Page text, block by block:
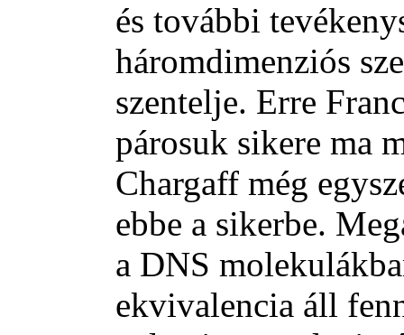
és további
háromdimenziós
szentelje. Erre
párosuk sikere ma
Chargaff még
ebbe a sikerbe.
a DNS
ekvivalencia áll